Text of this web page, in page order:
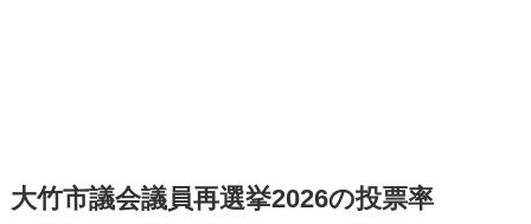
大竹市議会議員再選挙2026の投票率